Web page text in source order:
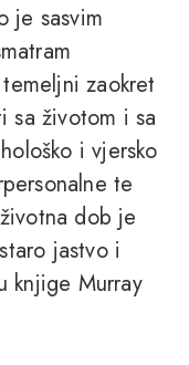
je sasvim
zaokret
sa životom i sa
i vjersko
te
dob je
jastvo i
knjige Murray